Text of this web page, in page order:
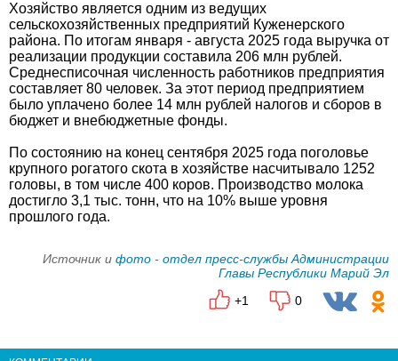
Хозяйство является одним из ведущих
сельскохозяйственных предприятий Куженерского
района. По итогам января - августа 2025 года выручка от
реализации продукции составила 206 млн рублей.
Среднесписочная численность работников предприятия
составляет 80 человек. За этот период предприятием
было уплачено более 14 млн рублей налогов и сборов в
бюджет и внебюджетные фонды.
По состоянию на конец сентября 2025 года поголовье
крупного рогатого скота в хозяйстве насчитывало 1252
головы, в том числе 400 коров. Производство молока
достигло 3,1 тыс. тонн, что на 10% выше уровня
прошлого года.
Источник и фото - отдел пресс-службы Администрации
Главы Республики Марий Эл
+1
0